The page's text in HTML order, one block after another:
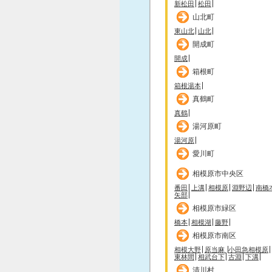
新松田 松田
山北町
東山北 山北
開成町
開成
箱根町
箱根湯本
真鶴町
真鶴
湯河原町
湯河原
愛川町
相模原市中央区
番田 上溝 相模原 淵野辺 南橋
矢部
相模原市緑区
橋本 相模湖 藤野
相模原市南区
相模大野 原当麻 小田急相模原
東林間 相武台下 古淵 下溝
清川村